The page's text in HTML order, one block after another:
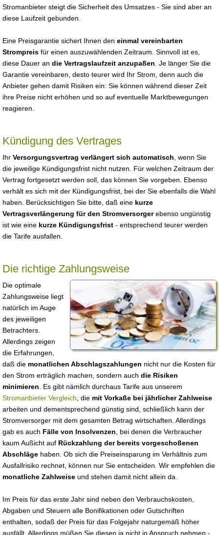
Stromanbieter steigt die Sicherheit des Umsatzes - Sie sind aber an
diese Laufzeit gebunden.
Eine Preisgarantie sichert Ihnen den einmal vereinbarten
Strompreis für einen auszuwählenden Zeitraum. Sinnvoll ist es,
diese Dauer an die Vertragslaufzeit anzupaßen . Je länger Sie die
Garantie vereinbaren, desto teurer wird Ihr Strom, denn auch die
Anbieter gehen damit Risiken ein: Sie können während dieser Zeit
ihre Preise nicht erhöhen und so auf eventuelle Marktbewegungen
reagieren.
Kündigung des Vertrages
Ihr Versorgungsvertrag verlängert sich automatisch , wenn Sie
die jeweilige Kündigungsfrist nicht nutzen. Für welchen Zeitraum der
Vertrag fortgesetzt werden soll, das können Sie vorgeben. Ebenso
verhält es sich mit der Kündigungsfrist, bei der Sie ebenfalls die Wahl
haben. Berücksichtigen Sie bitte, daß eine kurze
Vertragsverlängerung für den Stromversorgerebenso ungünstig
ist wie eine kurze Kündigungsfrist - entsprechend teurer werden
die Tarife ausfallen.
Die richtige Zahlungsweise
Die optimale
Zahlungsweise liegt
natürlich im Auge
des jeweiligen
Betrachters.
Allerdings zeigen
die Erfahrungen,
daß die monatlichen Abschlagszahlungen nicht nur die Kosten für
den Strom erträglich machen, sondern auch die Risiken
minimieren . Es gibt nämlich durchaus Tarife aus unserem
Stromanbieter Vergleich , die mit Vorkaße bei jährlicher Zahlweise
arbeiten und dementsprechend günstig sind, schließlich kann der
Stromversorger mit dem gesamten Betrag wirtschaften. Allerdings
gab es auch Fälle von Insolvenzen , bei denen die Verbraucher
kaum Außicht auf Rückzahlung der bereits vorgeschoßenen
Abschläge haben. Ob sich die Preiseinsparung im Verhältnis zum
Ausfallrisiko rechnet, können nur Sie entscheiden. Wir empfehlen die
monatliche Zahlweise und stehen damit nicht allein da.
Im Preis für das erste Jahr sind neben den Verbrauchskosten,
Abgaben und Steuern alle Bonifikationen oder Gutschriften
enthalten, sodaß der Preis für das Folgejahr naturgemäß höher
ausfällt. Allerdings müßen Sie diesen ja nicht in Anspruch nehmen -